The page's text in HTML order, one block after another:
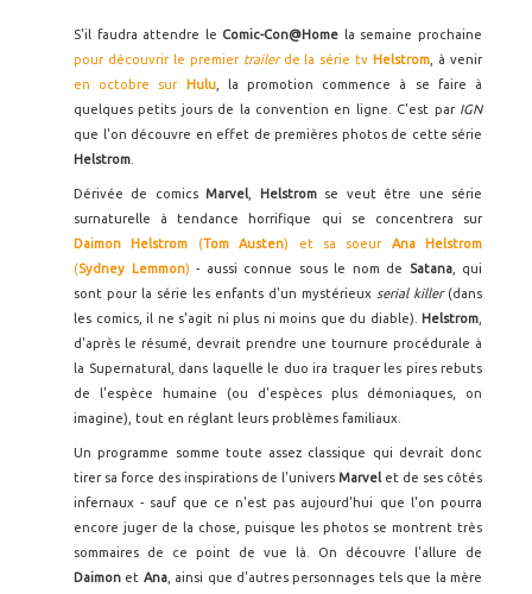
S'il faudra attendre le Comic-Con@Home la semaine prochaine
pour découvrir le premier trailer de la série tv Helstrom , à venir
en octobre sur
Hulu, la promotion commence à se faire à
quelques petits jours de la convention en ligne. C'est par IGN
que l'on découvre en effet de premières photos de cette série
Helstrom
Dérivée de comicsMarvel Helstrom se veut être une série
surnaturelle à tendance horrifique qui se concentrera sur
Daimon Helstrom (Tom Austen) et sa soeur Ana Helstrom
(Sydney Lemmon) - aussi connue sous le nom de Satana, qui
sont pour la série les enfants d'un mystérieux serial killer (dans
les comics, il ne s'agit ni plus ni moins que du diable). Helstrom
d'après le résumé, devrait prendre une tournure procédurale à
la Supernatural, dans laquelle le duo ira traquer les pires rebuts
de l'espèce humaine (ou d'espèces plus démoniaques, on
imagine), tout en réglant leurs problèmes familiaux.
Un programme somme toute assez classique qui devrait donc
tirer sa force des inspirations de l'univers Marvel et de ses côtés
infernaux - sauf que ce n'est pas aujourd'hui que l'on pourra
encore juger de la chose, puisque les photos se montrent très
sommaires de ce point de vue là. On découvre l'allure de
Daimon et Ana, ainsi que d'autres personnages tels que la mère